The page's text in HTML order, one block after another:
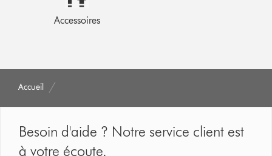
Accessoires
Accueil
Besoin d'aide ? Notre service client est
à votre écoute.